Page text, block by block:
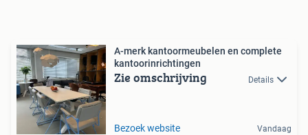
A-merk kantoormeubelen en complete
kantoorinrichtingen
Zie omschrijving Details
Bezoek website Vandaag